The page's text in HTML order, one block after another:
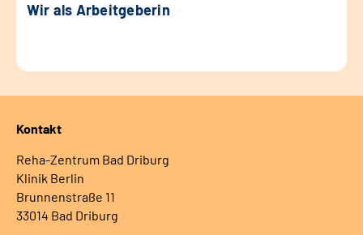
Wir als Arbeitgeberin
Kontakt
Reha-Zentrum Bad Driburg
Klinik Berlin
Brunnenstraße 11
33014 Bad Driburg